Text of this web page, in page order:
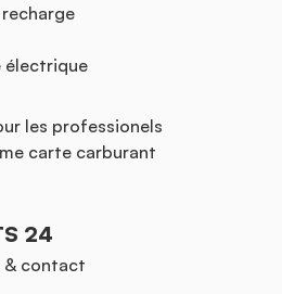
électrique
les professionels
carte carburant
24
& contact